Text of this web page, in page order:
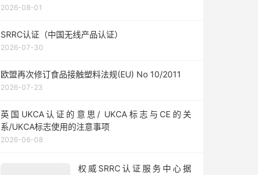
2026-08-01
SRRC认证（中国无线产品认证）
2026-07-30
欧盟再次修订食品接触塑料法规(EU) No 10/2011
2026-07-23
英国UKCA认证的意思/ UKCA标志与CE的关
系/UKCA标志使用的注意事项
2026-06-08
权威SRRC认证服务中心据